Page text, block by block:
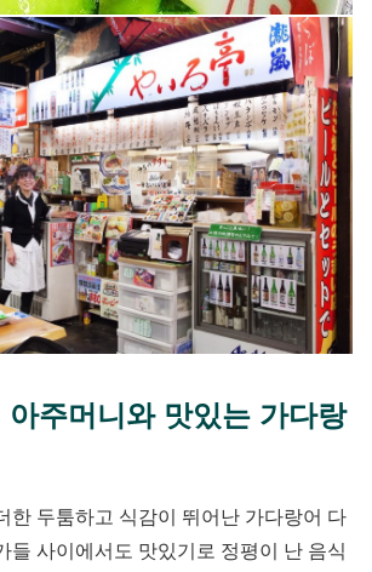
아주머니와 맛있는 가다랑
한 두툼하고 식감이 뛰어난 가다랑어 다
들 사이에서도 맛있기로 정평이 난 음식